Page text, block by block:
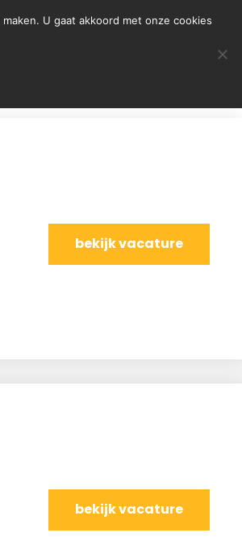
over humanforce. contact.
bekijk vacature
bekijk vacature
U gaat akkoord met onze cookies